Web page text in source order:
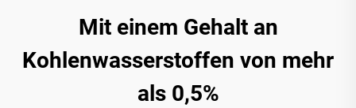
Mit einem Gehalt an
Kohlenwasserstoffen von mehr
als 0,5%